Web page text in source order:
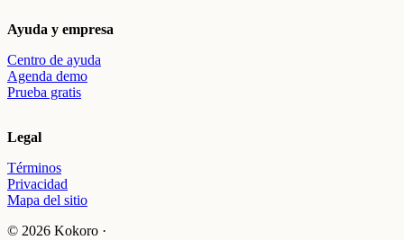
Ayuda y empresa
Centro de ayuda
Agenda demo
Prueba gratis
Legal
Términos
Privacidad
Mapa del sitio
© 2026 Kokoro ·